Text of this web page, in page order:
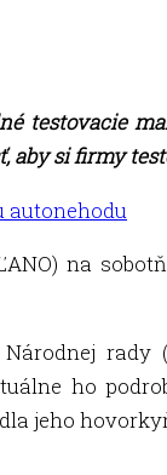
testovacie
aby si firmy
autonehodu
na
rady
ho
jeho